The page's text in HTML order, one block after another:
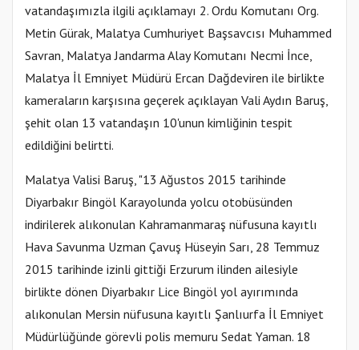
vatandaşımızla ilgili açıklamayı 2. Ordu Komutanı Org.
Metin Gürak, Malatya Cumhuriyet Başsavcısı Muhammed
Savran, Malatya Jandarma Alay Komutanı Necmi İnce,
Malatya İl Emniyet Müdürü Ercan Dağdeviren ile birlikte
kameraların karşısına geçerek açıklayan Vali Aydın Baruş,
şehit olan 13 vatandaşın 10'unun kimliğinin tespit
edildiğini belirtti.
Malatya Valisi Baruş, "13 Ağustos 2015 tarihinde
Diyarbakır Bingöl Karayolunda yolcu otobüsünden
indirilerek alıkonulan Kahramanmaraş nüfusuna kayıtlı
Hava Savunma Uzman Çavuş Hüseyin Sarı, 28 Temmuz
2015 tarihinde izinli gittiği Erzurum ilinden ailesiyle
birlikte dönen Diyarbakır Lice Bingöl yol ayırımında
alıkonulan Mersin nüfusuna kayıtlı Şanlıurfa İl Emniyet
Müdürlüğünde görevli polis memuru Sedat Yaman. 18